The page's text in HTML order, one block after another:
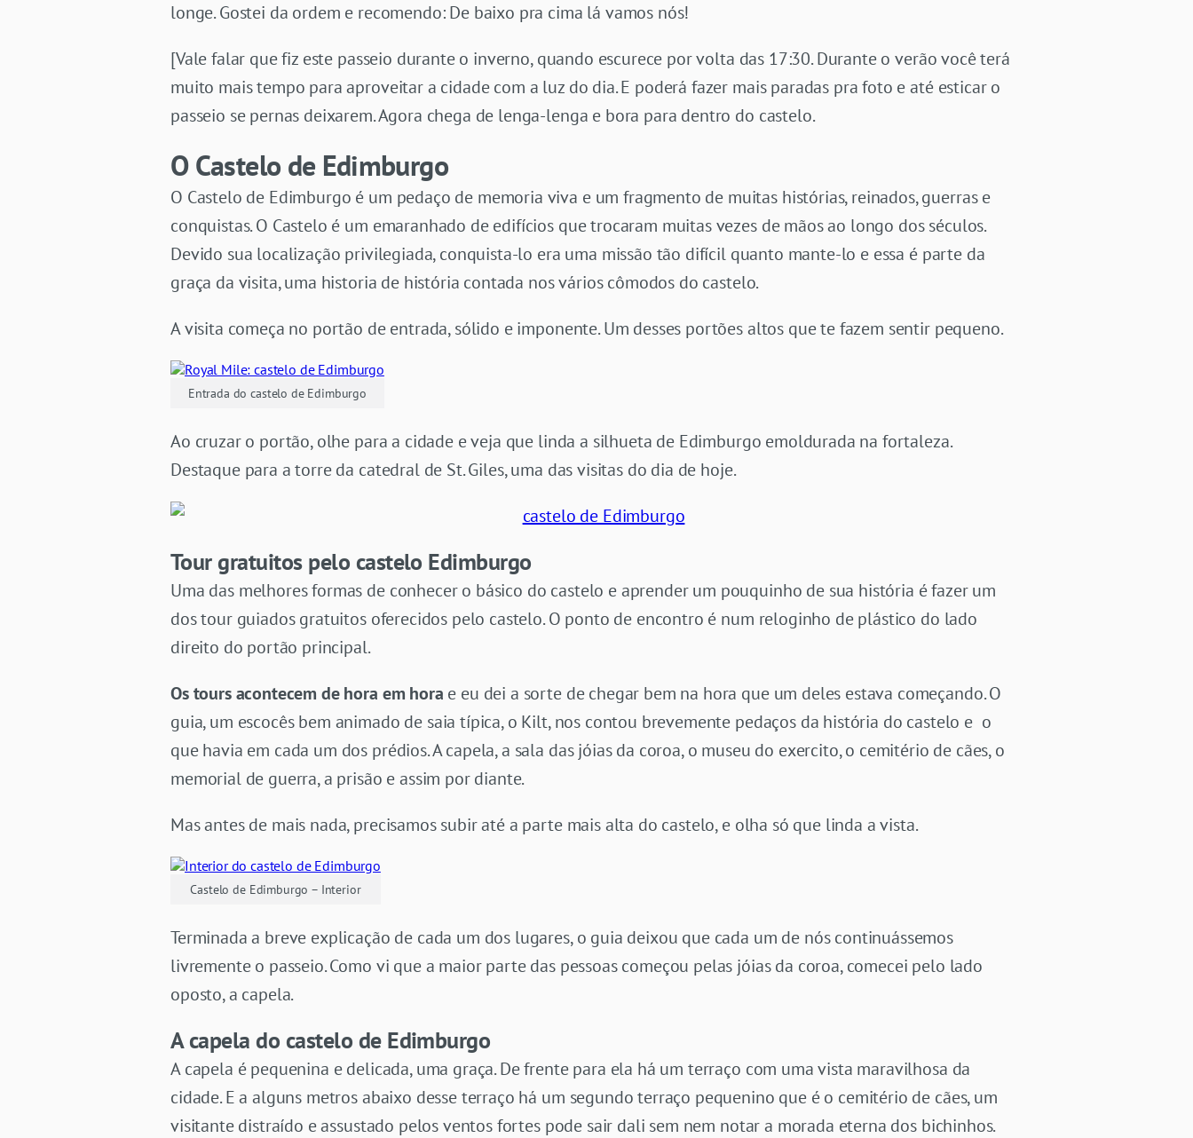
longe. Gostei da ordem e recomendo: De baixo pra cima lá vamos nós!
[Vale falar que fiz este passeio durante o inverno, quando escurece por volta das 17:30. Durante o verão você terá
muito mais tempo para aproveitar a cidade com a luz do dia. E poderá fazer mais paradas pra foto e até esticar o
passeio se pernas deixarem. Agora chega de lenga-lenga e bora para dentro do castelo.
O Castelo de Edimburgo
O Castelo de Edimburgo é um pedaço de memoria viva e um fragmento de muitas histórias, reinados, guerras e
conquistas. O Castelo é um emaranhado de edifícios que trocaram muitas vezes de mãos ao longo dos séculos.
Devido sua localização privilegiada, conquista-lo era uma missão tão difícil quanto mante-lo e essa é parte da
graça da visita, uma historia de história contada nos vários cômodos do castelo.
A visita começa no portão de entrada, sólido e imponente. Um desses portões altos que te fazem sentir pequeno.
Entrada do castelo de Edimburgo
Ao cruzar o portão, olhe para a cidade e veja que linda a silhueta de Edimburgo emoldurada na fortaleza.
Destaque para a torre da catedral de St. Giles, uma das visitas do dia de hoje.
Tour gratuitos pelo castelo Edimburgo
Uma das melhores formas de conhecer o básico do castelo e aprender um pouquinho de sua história é fazer um
dos tour guiados gratuitos oferecidos pelo castelo. O ponto de encontro é num reloginho de plástico do lado
direito do portão principal.
Os tours acontecem de hora em hora e eu dei a sorte de chegar bem na hora que um deles estava começando. O
guia, um escocês bem animado de saia típica, o Kilt, nos contou brevemente pedaços da história do castelo e o
que havia em cada um dos prédios. A capela, a sala das jóias da coroa, o museu do exercito, o cemitério de cães, o
memorial de guerra, a prisão e assim por diante.
Mas antes de mais nada, precisamos subir até a parte mais alta do castelo, e olha só que linda a vista.
Castelo de Edimburgo – Interior
Terminada a breve explicação de cada um dos lugares, o guia deixou que cada um de nós continuássemos
livremente o passeio. Como vi que a maior parte das pessoas começou pelas jóias da coroa, comecei pelo lado
oposto, a capela.
A capela do castelo de Edimburgo
A capela é pequenina e delicada, uma graça. De frente para ela há um terraço com uma vista maravilhosa da
cidade. E a alguns metros abaixo desse terraço há um segundo terraço pequenino que é o cemitério de cães, um
visitante distraído e assustado pelos ventos fortes pode sair dali sem nem notar a morada eterna dos bichinhos.